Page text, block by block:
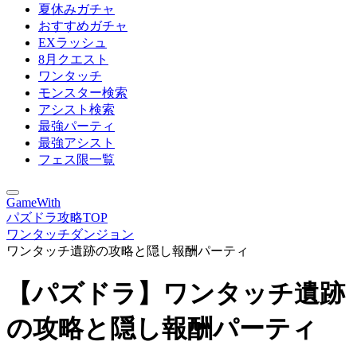
夏休みガチャ
おすすめガチャ
EXラッシュ
8月クエスト
ワンタッチ
モンスター検索
アシスト検索
最強パーティ
最強アシスト
フェス限一覧
GameWith
パズドラ攻略TOP
ワンタッチダンジョン
ワンタッチ遺跡の攻略と隠し報酬パーティ
【パズドラ】ワンタッチ遺跡
の攻略と隠し報酬パーティ